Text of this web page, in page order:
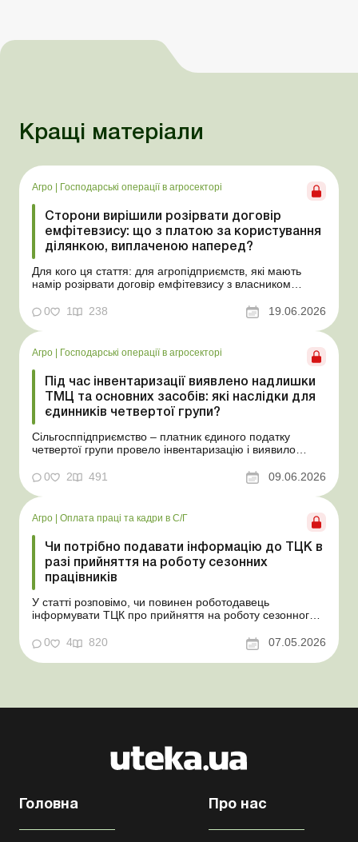
Кращі матеріали
Агро | Господарські операції в агросекторі
Сторони вирішили розірвати договір
емфітевзису: що з платою за користування
ділянкою, виплаченою наперед?
Для кого ця стаття: для агропідприємств, які мають
намір розірвати договір емфітевзису з власником
ситуацію тим, що плата за користування земельною
ділянкою була виплачена власнику наперед за декілька
років. У такому разі перед емфітевтом і власник...
0 1 238 19.06.2026
Агро Господарські операції в агросекторі
Під час інвентаризації виявлено надлишки
ТМЦ та основних засобів: які наслідки для
єдинників четвертої групи?
Сільгосппідприємство – платник єдиного податку
четвертої групи провело інвентаризацію і виявило
товарів, продукції власного виробництва, а також
основних засобів (далі – ОЗ). Як вплинуть такі
надлишки при їх оприбуткуванні на частку сільгоспто...
0 2 491 09.06.2026
Агро Оплата праці та кадри в С/Г
Чи потрібно подавати інформацію до ТЦК в
разі прийняття на роботу сезонних
працівників
У статті розповімо, чи повинен роботодавець
інформувати ТЦК про прийняття на роботу сезонного
агропідприємств приймає працівників на сезонні
роботи. Через значні штрафні санкції за порушення
порядку ведення військового обліку в
0 4 820 07.05.2026
Головна Про нас